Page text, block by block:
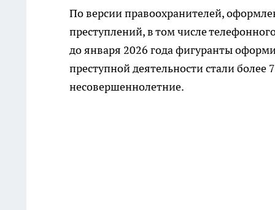
По версии правоохранителей,
преступлений, в том числе
до января 2026 года фигуранты
преступной деятельности стали более
несовершеннолетние.